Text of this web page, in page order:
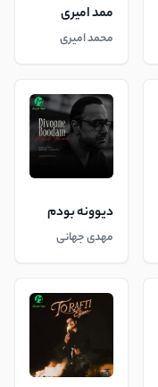
ممد امیری
محمد امیری
دیوونه بودم
مهدی جهانی